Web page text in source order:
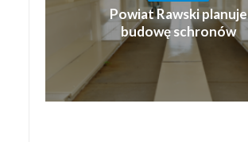
Powiat Rawski planuje
budowę schronów